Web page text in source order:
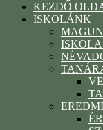
KEZDŐ
ISKOLÁNK
ISKOLA